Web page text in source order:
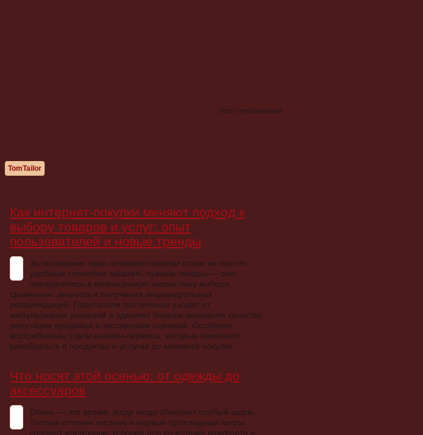
Пост опубликован:
TomTailor
Как интернет-покупки меняют подход к
выбору товаров и услуг: опыт
пользователей и новые тренды
За последние годы интернет-покупки стали не просто
удобным способом заказать нужные товары — они
превратились в полноценную экосистему выбора,
сравнения, анализа и получения индивидуальных
рекомендаций. Покупатели постепенно уходят от
импульсивных решений и уделяют больше внимания качеству,
репутации продавца и экспертным оценкам. Особенно
востребованы стали онлайн-сервисы, которые помогают
разобраться в продуктах и услугах до момента покупки….
Что носят этой осенью: от одежды до
аксессуаров
Осень — это время, когда мода обретает особый шарм.
Теплые оттенки листьев и первые прохладные ветры
создают идеальные условия для сочетания комфорта и